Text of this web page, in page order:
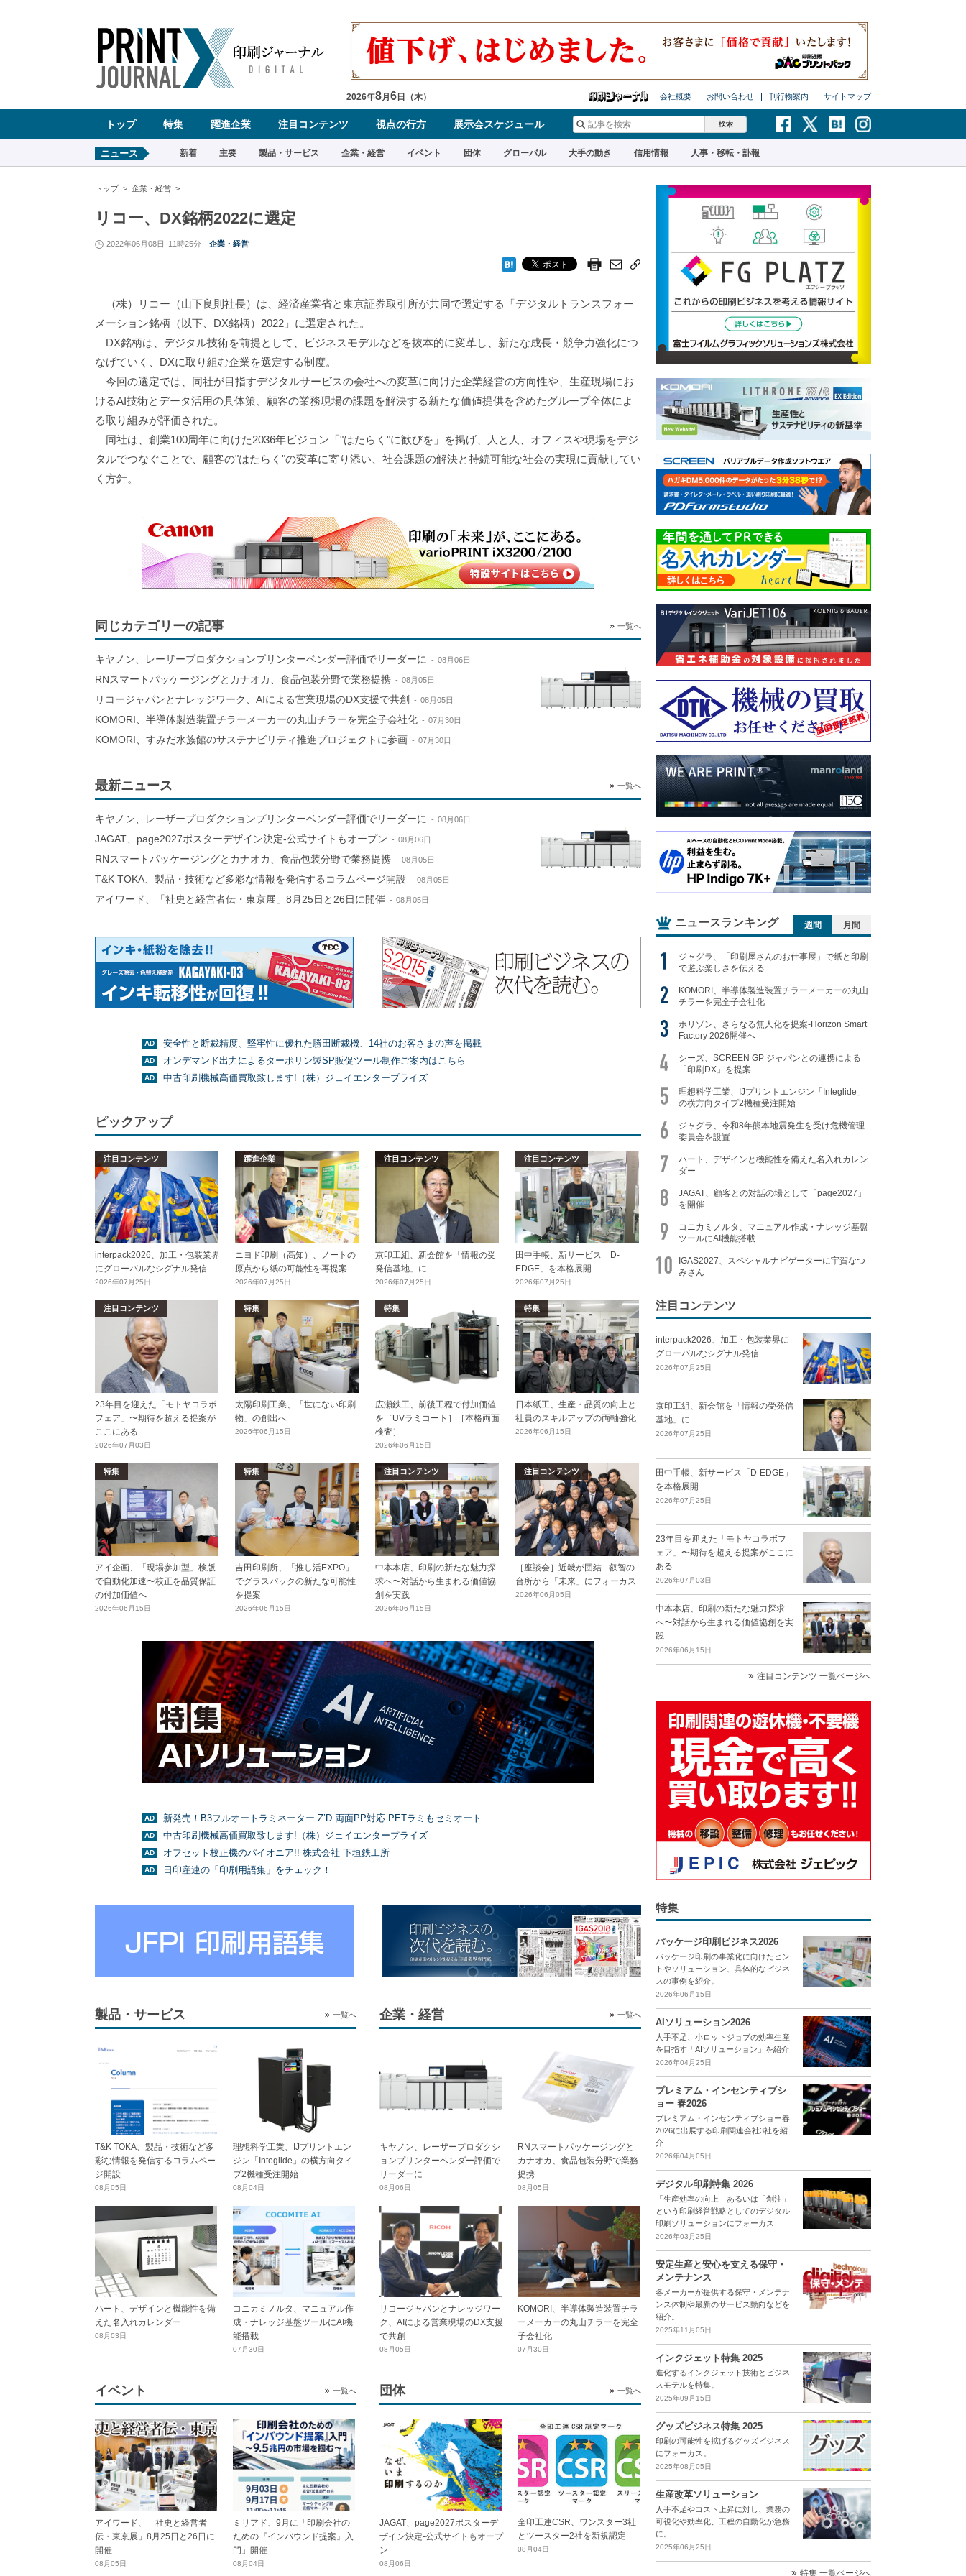
ア
ゲ
ン
2026年8月 6 日（木） 会社概要 お問い合わせ 刊行物案内 サイトマップ
トップ 特集 躍進企業 注目コンテンツ 視点の行方 展示会スケジュール
ニュース 新着 主要 製品・サービス 企業・経営 イベント 団体 グローバル 大手の動き 信用情報 人事・移転・訃報
トップ 企業・経営
リコー、DX銘柄2022に選定
2022年06月08日 11時25分 企業・経営
（株）リコー（山下良則社長）は、経済産業省と東京証券取引所が共同で選定する「デジタルトランスフォー
メーション銘柄（以下、DX銘柄）2022」に選定された。
DX銘柄は、デジタル技術を前提として、ビジネスモデルなどを抜本的に変革し、新たな成長・競争力強化につ
なげていく、DXに取り組む企業を選定する制度。
今回の選定では、同社が目指すデジタルサービスの会社への変革に向けた企業経営の方向性や、生産現場にお
けるAI技術とデータ活用の具体策、顧客の業務現場の課題を解決する新たな価値提供を含めたグループ全体によ
る取り組みが評価された。
同社は、創業100周年に向けた2036年ビジョン「"はたらく"に歓びを」を掲げ、人と人、オフィスや現場をデジ
タルでつなぐことで、顧客の"はたらく"の変革に寄り添い、社会課題の解決と持続可能な社会の実現に貢献してい
く方針。
同じカテゴリーの記事 一覧へ
キヤノン、レーザープロダクションプリンターベンダー評価でリーダーに 08月06日
RNスマートパッケージングとカナオカ、食品包装分野で業務提携 08月05日
リコージャパンとナレッジワーク、AIによる営業現場のDX支援で共創 08月05日
KOMORI、半導体製造装置チラーメーカーの丸山チラーを完全子会社化 07月30日
KOMORI、すみだ水族館のサステナビリティ推進プロジェクトに参画 07月30日
最新ニュース 一覧へ
キヤノン、レーザープロダクションプリンターベンダー評価でリーダーに 08月06日
JAGAT、page2027ポスターデザイン決定-公式サイトもオープン 08月06日
RNスマートパッケージングとカナオカ、食品包装分野で業務提携 08月05日
T&K TOKA、製品・技術など多彩な情報を発信するコラムページ開設 08月05日
アイワード、「社史と経営者伝・東京展」8月25日と26日に開催 08月05日
安全性と断裁精度、堅牢性に優れた勝田断裁機、14社のお客さまの声を掲載
オンデマンド出力によるターポリン製SP販促ツール制作ご案内はこちら
中古印刷機械高価買取致します!（株）ジェイエンタープライズ
ピックアップ
注目コンテンツ
interpack2026、加工・包装業界
にグローバルなシグナル発信
2026年07月25日
躍進企業
ニヨド印刷（高知）、ノートの
原点から紙の可能性を再提案
2026年07月25日
注目コンテンツ
京印工組、新会館を「情報の受
発信基地」に
2026年07月25日
注目コンテンツ
田中手帳、新サービス「D-
EDGE」を本格展開
2026年07月25日
注目コンテンツ
23年目を迎えた「モトヤコラボ
フェア」〜期待を超える提案が
ここにある
2026年07月03日
特集
太陽印刷工業、「世にない印刷
物」の創出へ
2026年06月15日
特集
広瀬鉄工、前後工程で付加価値
を［UVラミコート］［本格両面
検査］
2026年06月15日
特集
日本紙工、生産・品質の向上と
社員のスキルアップの両軸強化
2026年06月15日
特集
アイ企画、「現場参加型」検版
で自動化加速〜校正を品質保証
の付加価値へ
2026年06月15日
特集
吉田印刷所、「推し活EXPO」
でグラスパックの新たな可能性
を提案
2026年06月15日
注目コンテンツ
中本本店、印刷の新たな魅力探
求へ〜対話から生まれる価値協
創を実践
2026年06月15日
注目コンテンツ
［座談会］近畿が団結 - 叡智の
台所から「未来」にフォーカス
2026年06月05日
新発売！B3フルオートラミネーター Z’D 両面PP対応 PETラミもセミオート
中古印刷機械高価買取致します!（株）ジェイエンタープライズ
オフセット校正機のパイオニア!! 株式会社 下垣鉄工所
日印産連の「印刷用語集」をチェック！
製品・サービス 一覧へ
T&K TOKA、製品・技術など多
彩な情報を発信するコラムペー
ジ開設
08月05日
理想科学工業、IJプリントエン
ジン「Integlide」の横方向タイ
プ2機種受注開始
08月04日
ハート、デザインと機能性を備
えた名入れカレンダー
08月03日
コニカミノルタ、マニュアル作
成・ナレッジ基盤ツールにAI機
能搭載
07月30日
企業・経営 一覧へ
キヤノン、レーザープロダクシ
ョンプリンターベンダー評価で
リーダーに
08月06日
RNスマートパッケージングと
カナオカ、食品包装分野で業務
提携
08月05日
リコージャパンとナレッジワー
ク、AIによる営業現場のDX支援
で共創
08月05日
KOMORI、半導体製造装置チラ
ーメーカーの丸山チラーを完全
子会社化
07月30日
イベント 一覧へ
アイワード、「社史と経営者
伝・東京展」8月25日と26日に
開催
08月05日
ミリアド、9月に「印刷会社の
ための『インバウンド提案』入
門」開催
08月04日
団体 一覧へ
JAGAT、page2027ポスターデ
ザイン決定-公式サイトもオープ
ン
08月06日
全印工連CSR、ワンスター3社
とツースター2社を新規認定
08月04日
ニュースランキング 週間 月間
ジャグラ、「印刷屋さんのお仕事展」で紙と印刷
で遊ぶ楽しさを伝える
KOMORI、半導体製造装置チラーメーカーの丸山
チラーを完全子会社化
ホリゾン、さらなる無人化を提案-Horizon Smart
Factory 2026開催へ
シーズ、SCREEN GP ジャパンとの連携による
「印刷DX」を提案
理想科学工業、IJプリントエンジン「Integlide」
の横方向タイプ2機種受注開始
ジャグラ、令和8年熊本地震発生を受け危機管理
委員会を設置
ハート、デザインと機能性を備えた名入れカレン
ダー
JAGAT、顧客との対話の場として「page2027」
を開催
コニカミノルタ、マニュアル作成・ナレッジ基盤
ツールにAI機能搭載
IGAS2027、スペシャルナビゲーターに宇賀なつ
みさん
注目コンテンツ
interpack2026、加工・包装業界に
グローバルなシグナル発信
2026年07月25日
京印工組、新会館を「情報の受発信
基地」に
2026年07月25日
田中手帳、新サービス「D-EDGE」
を本格展開
2026年07月25日
23年目を迎えた「モトヤコラボフ
ェア」〜期待を超える提案がここに
ある
2026年07月03日
中本本店、印刷の新たな魅力探求
へ〜対話から生まれる価値協創を実
践
2026年06月15日
注目コンテンツ 一覧ページへ
特集
パッケージ印刷ビジネス2026
パッケージ印刷の事業化に向けたヒン
トやソリューション、具体的なビジネ
スの事例を紹介。
2026年06月15日
AIソリューション2026
人手不足、小ロットジョブの効率生産
を目指す「AIソリューション」を紹介
2026年04月25日
プレミアム・インセンティブシ
ョー 春2026
プレミアム・インセンティブショー春
2026に出展する印刷関連会社3社を紹
介
2026年04月05日
デジタル印刷特集 2026
「生産効率の向上」あるいは「創注」
という印刷経営戦略としてのデジタル
印刷ソリューションにフォーカス
2026年03月25日
安定生産と安心を支える保守・
メンテナンス
各メーカーが提供する保守・メンテナ
ンス体制や最新のサービス動向などを
紹介。
2025年11月05日
インクジェット特集 2025
進化するインクジェット技術とビジネ
スモデルを特集。
2025年09月15日
グッズビジネス特集 2025
印刷の可能性を拡げるグッズビジネス
にフォーカス。
2025年08月05日
生産改革ソリューション
人手不足やコスト上昇に対し、業務の
可視化や効率化、工程の自動化が急務
に。
2025年06月25日
特集 一覧ページへ